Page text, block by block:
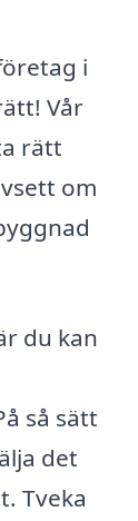
i
Vår
rätt
om
du kan
så sätt
det
Tveka